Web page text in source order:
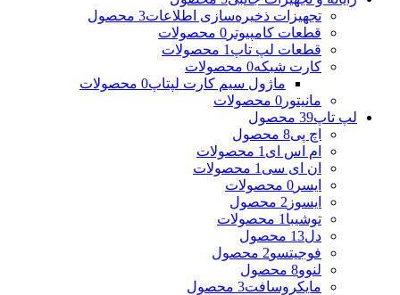
تجهیزات ذخیره‌سازی اطلاعات3 محصول
قطعات کامپیوتر 0 محصولات
قطعات لپ تاپ 1 محصولات
کارت شبکه0 محصولات
ماژول سیم کارت لپتاپ0 محصولات
مانیتور 0 محصولات
لپ تاپ39 محصول
اچ پی8 محصول
ام اس ای 1 محصولات
ان ای سی 1 محصولات
ایسر 0 محصولات
ایسوز 2 محصول
توشیبا 1 محصولات
دل13 محصول
فوجیتسو2 محصول
لنوو8 محصول
مایکروسافت3 محصول